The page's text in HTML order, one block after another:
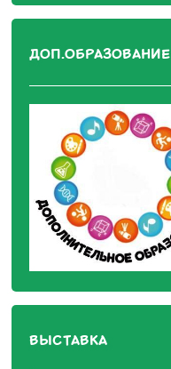
ДОП.ОБРАЗОВАНИЕ
ВЫСТАВКА